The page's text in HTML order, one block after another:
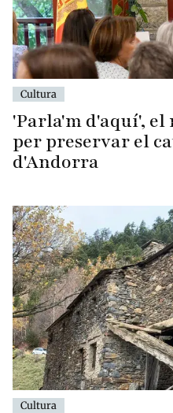
Cultura
'Parla'm d'aquí',
per preservar el
d'Andorra
Cultura